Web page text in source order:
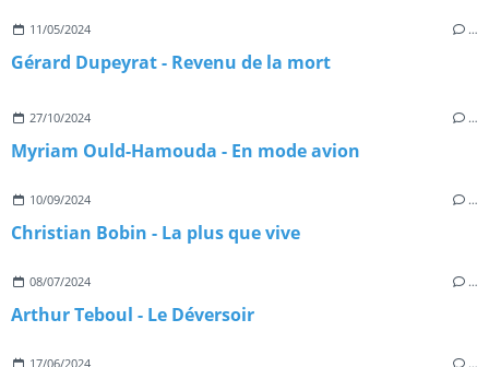
11/05/2024 …
Gérard Dupeyrat - Revenu de la mort
27/10/2024 …
Myriam Ould-Hamouda - En mode avion
10/09/2024 …
Christian Bobin - La plus que vive
08/07/2024 …
Arthur Teboul - Le Déversoir
17/06/2024 …